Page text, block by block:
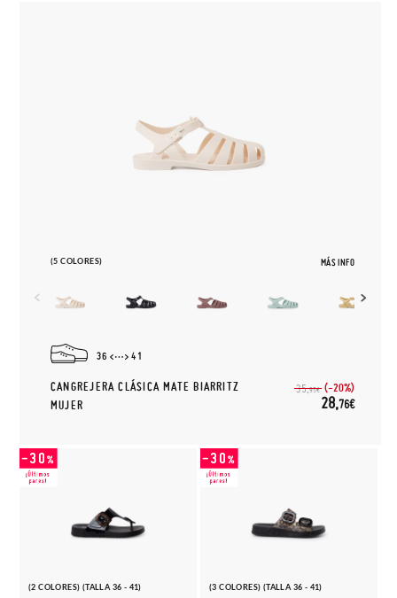
(5 COLORES) MÁS INFO
36 41
CANGREJERA CLÁSICA MATE BIARRITZ
MUJER
35,95€ (-20%)
28,76€
(2 COLORES) (TALLA 36 - 41) (3 COLORES) (TALLA 36 - 41)